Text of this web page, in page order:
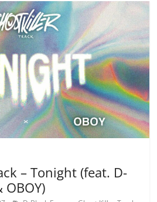
– Tonight (feat. D-